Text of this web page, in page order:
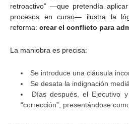
retroactivo” —que pretendía
procesos en curso— ilustra la
reforma: crear el conflicto para
La maniobra es precisa:
Se introduce una cláusula
Se desata la indignación
Días después, el Ejecutivo
“corrección”, presentándose